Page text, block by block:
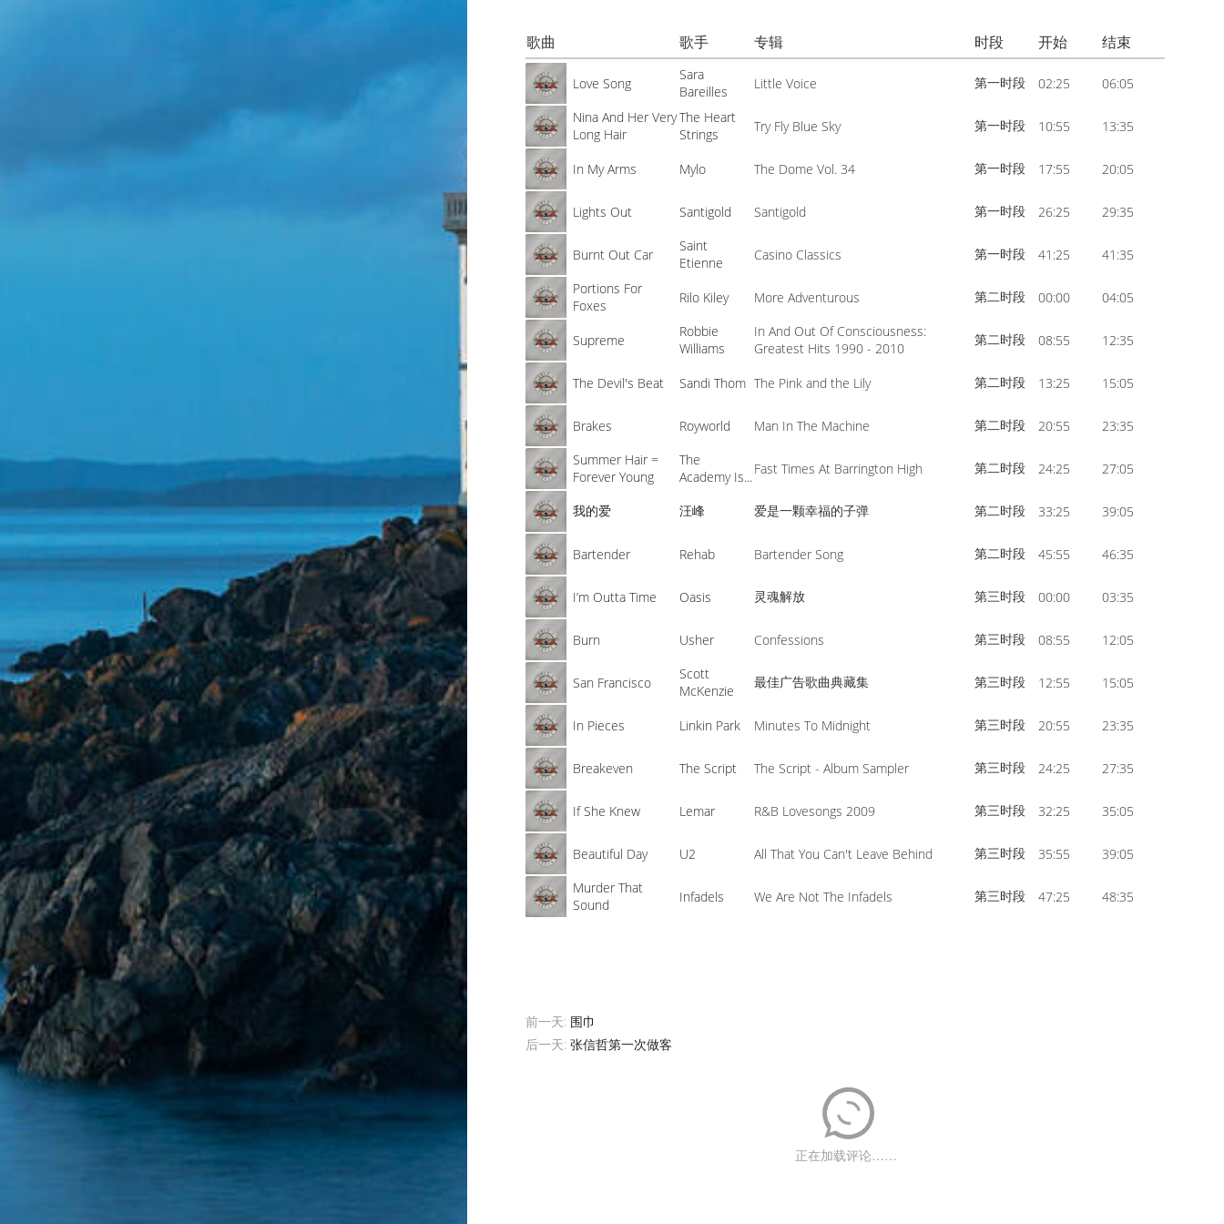
or
decrease
volume.
keys
increase
volume.
歌曲 歌手 专辑 时段 开始 结束
Love Song
Sara
Bareilles
Little Voice 第一时段 02:25
06:05
Nina And Her Very
Long Hair
The Heart
Strings
Try Fly Blue Sky 第一时段 10:55 13:35
In My Arms Mylo The Dome Vol. 34 第一时段 17:55 20:05
Lights Out Santigold Santigold 第一时段 26:25 29:35
Burnt Out Car
Saint
Etienne
Casino Classics 第一时段 41:25
41:35
Portions For
Foxes
Rilo Kiley More Adventurous 第二时段 00:00 04:05
Supreme
Robbie
Williams
In And Out Of Consciousness:
Greatest Hits 1990 - 2010
第二时段 08:55 12:35
The Devil's Beat Sandi Thom The Pink and the Lily 第二时段 13:25 15:05
Brakes Royworld Man In The Machine 第二时段 20:55
23:35
Summer Hair =
Forever Young
The
Academy Is... Fast Times At Barrington High 第二时段 24:25 27:05
我的爱 汪峰 爱是一颗幸福的子弹 第二时段 33:25 39:05
Bartender Rehab Bartender Song 第二时段 45:55 46:35
I’m Outta Time Oasis 灵魂解放 第三时段 00:00 03:35
Burn Usher Confessions 第三时段 08:55 12:05
San Francisco
Scott
McKenzie
最佳广告歌曲典藏集 第三时段 12:55 15:05
In Pieces Linkin Park Minutes To Midnight 第三时段 20:55 23:35
Breakeven The Script The Script - Album Sampler 第三时段 24:25 27:35
If She Knew Lemar R&B Lovesongs 2009 第三时段 32:25 35:05
Beautiful Day U2 All That You Can't Leave Behind 第三时段 35:55
39:05
Murder That
Sound
Infadels We Are Not The Infadels 第三时段 47:25 48:35
前一天: 围巾
后一天:张信哲第一次做客